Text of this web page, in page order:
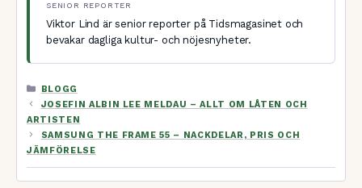
SENIOR REPORTER
Viktor Lind är senior reporter på Tidsmagasinet och
bevakar dagliga kultur- och nöjesnyheter.
KATEGORIER
BLOGG
JOSEFIN ALBIN LEE MELDAU – ALLT OM LÅTEN OCH
ARTISTEN
SAMSUNG THE FRAME 55 – NACKDELAR, PRIS OCH
JÄMFÖRELSE